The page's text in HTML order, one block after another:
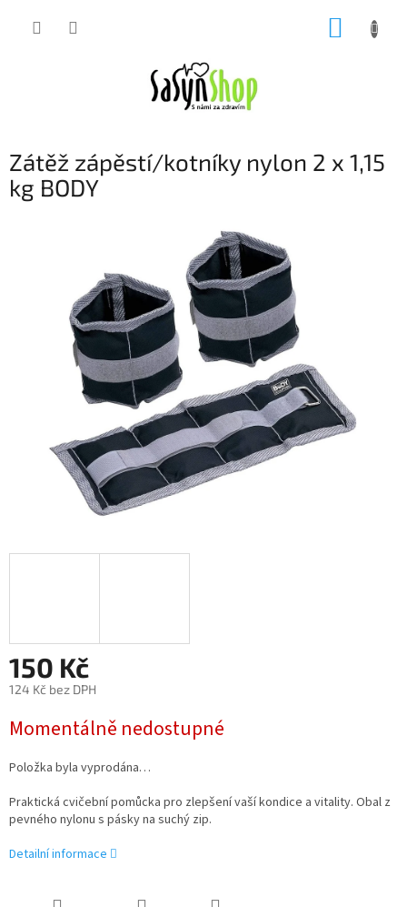
Zátěž zápěstí/kotníky nylon 2 x 1,15
kg BODY
150 Kč
124 Kč bez DPH
cena:
Momentálně nedostupné
Položka byla vyprodána…
Praktická cvičební pomůcka pro zlepšení vaší kondice a vitality. Obal z
pevného nylonu s pásky na suchý zip.
Detailní informace